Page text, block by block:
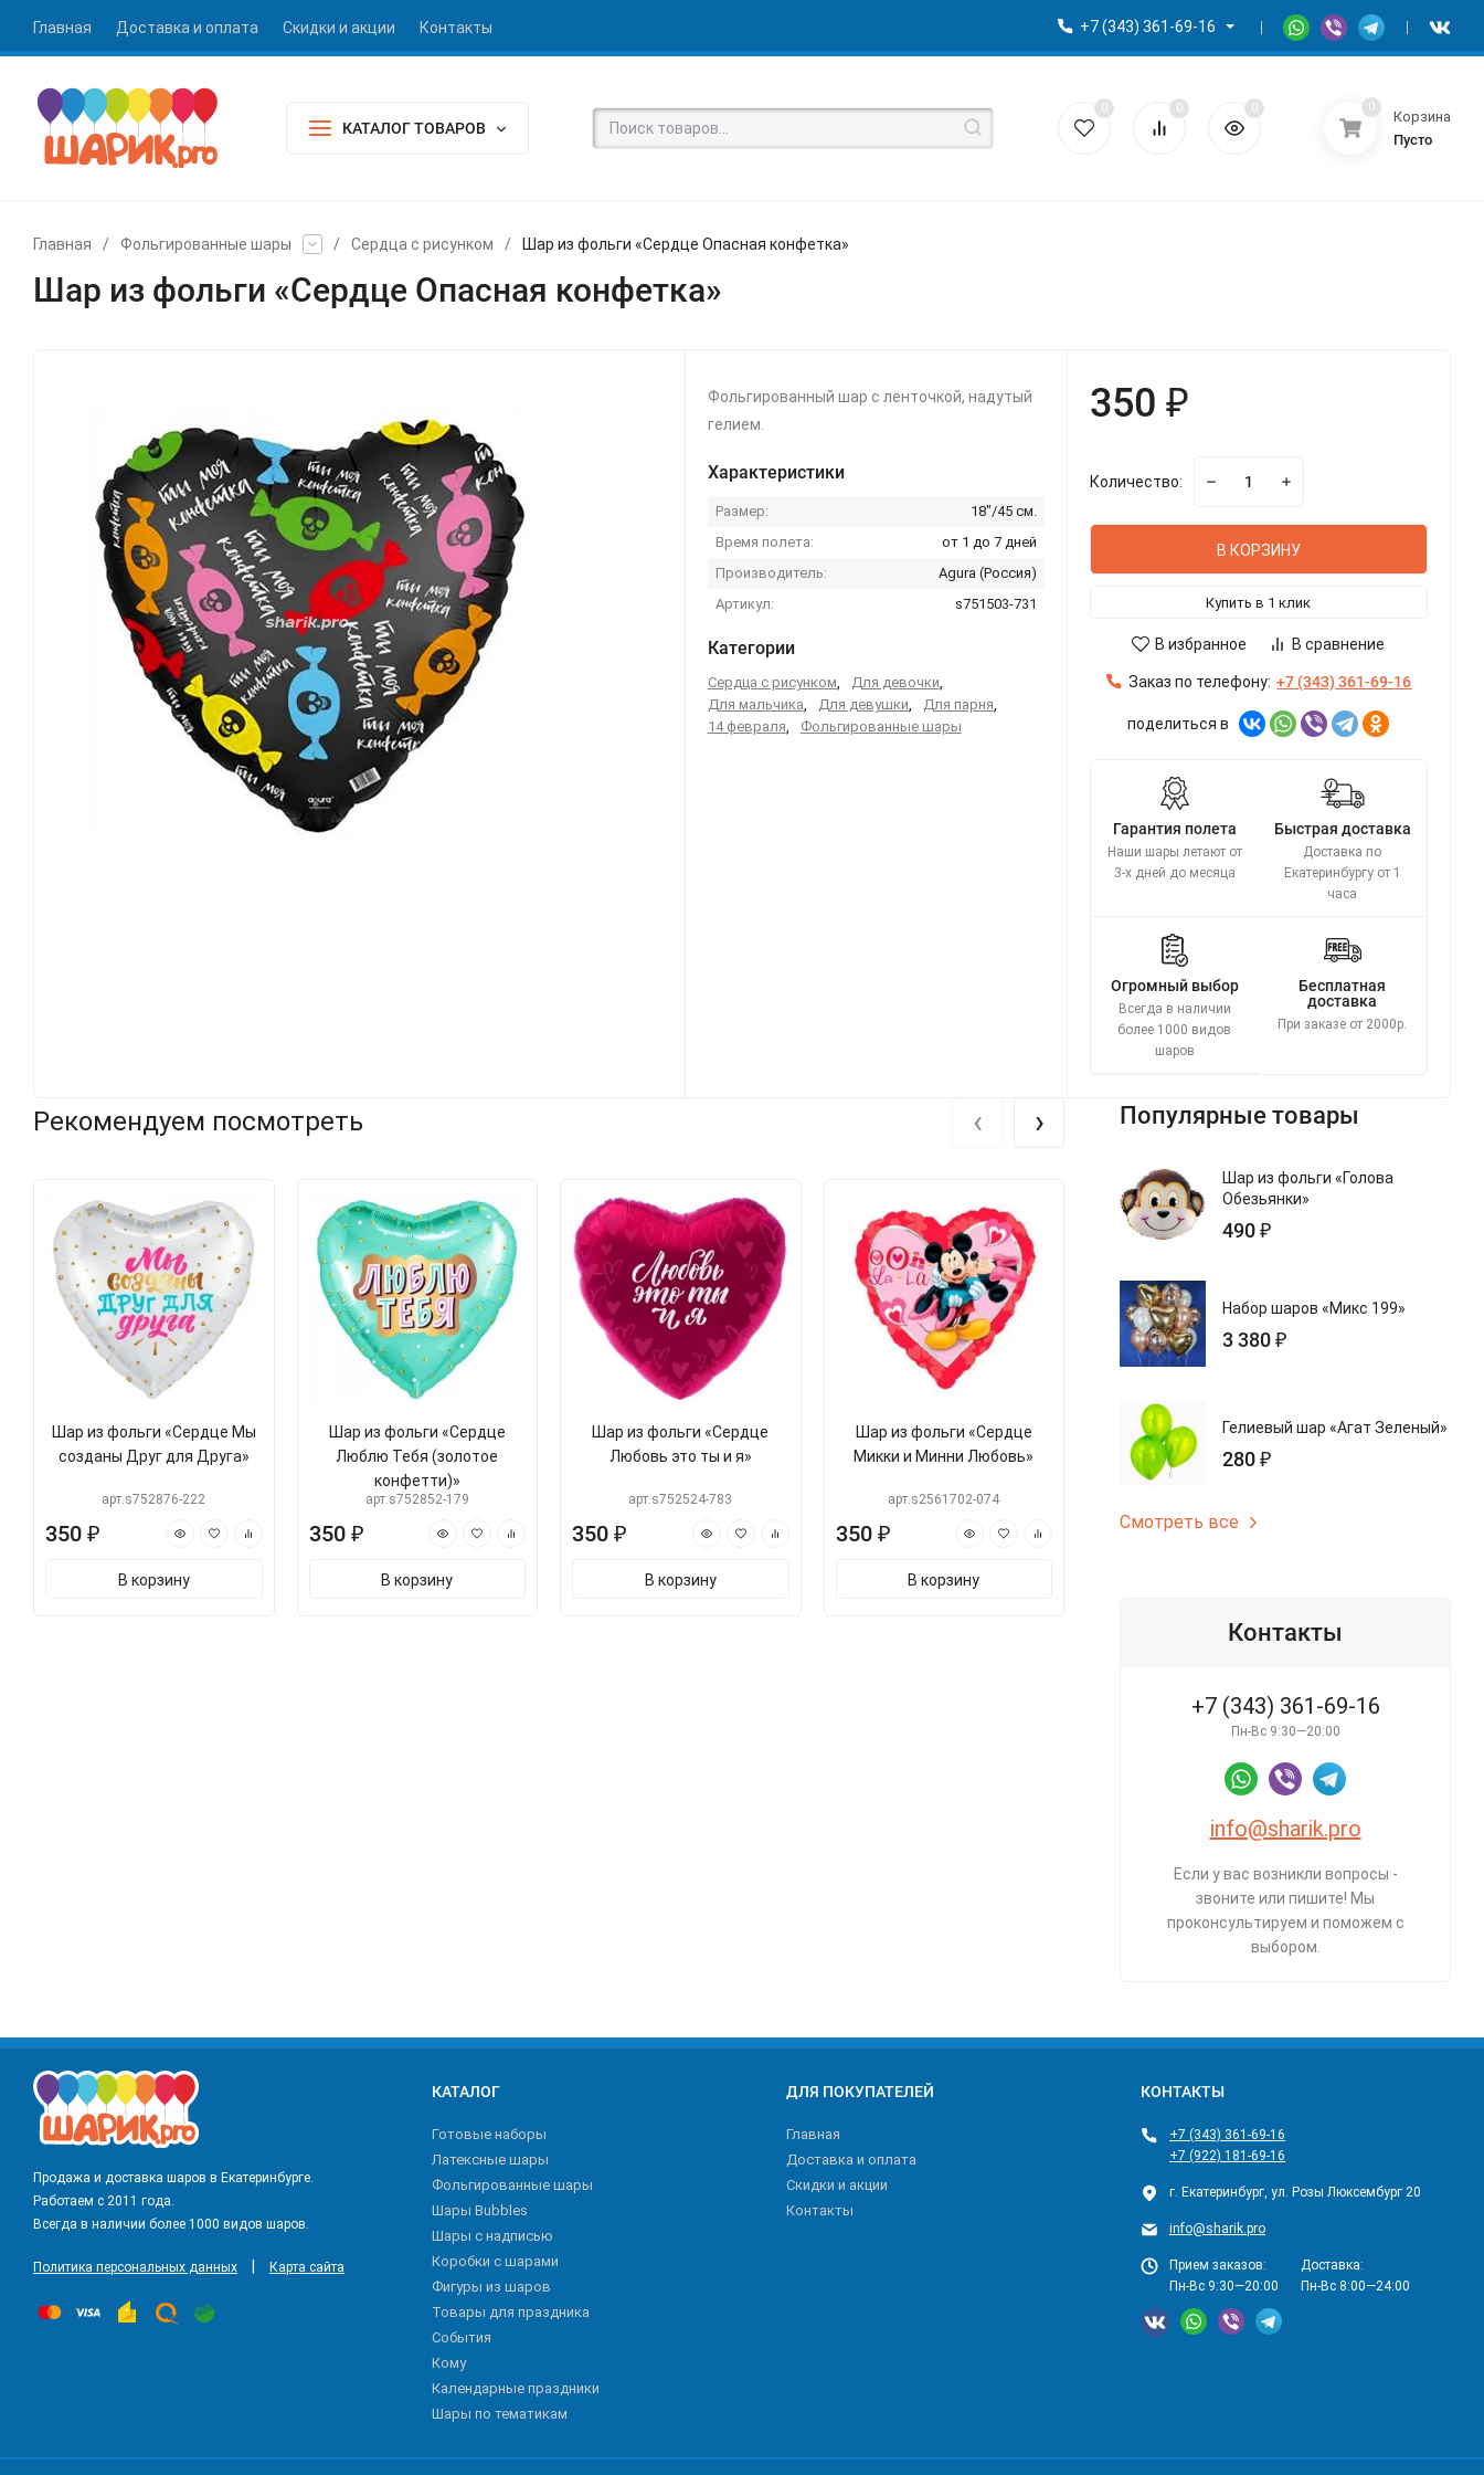
Главная Доставка и оплата Скидки и акции Контакты +7 (343) 361-69-16
КАТАЛОГ ТОВАРОВ
0 0 0 0
Корзина
Пусто
Главная / Фольгированные шары / Сердца с рисунком / Шар из фольги «Сердце Опасная конфетка»
Шар из фольги «Сердце Опасная конфетка»
Фольгированный шар с ленточкой, надутый
гелием.
Характеристики
Размер:
18"/45 см.
Время полета:
от 1 до 7 дней
Производитель:
Agura (Россия)
Артикул:
s751503-731
Категории
Сердца с рисунком, Для девочки,
Для мальчика, Для девушки, Для парня,
14 февраля, Фольгированные шары
350 ₽
Количество:
В КОРЗИНУ
Купить в 1 клик
В избранное В сравнение
Заказ по телефону: +7 (343) 361-69-16
поделиться в
Гарантия полета
Наши шары летают от
3-х дней до месяца
Быстрая доставка
Доставка по
Екатеринбургу от 1
часа
Огромный выбор
Всегда в наличии
более 1000 видов
шаров
Бесплатная
доставка
При заказе от 2000р.
Рекомендуем посмотреть
Шар из фольги «Сердце Мы
созданы Друг для Друга»
арт.s752876-222
350 ₽
В корзину
Шар из фольги «Сердце
Люблю Тебя (золотое
конфетти)»
арт.s752852-179
350 ₽
В корзину
Шар из фольги «Сердце
Любовь это ты и я»
арт.s752524-783
350 ₽
В корзину
Шар из фольги «Сердце
Микки и Минни Любовь»
арт.s2561702-074
350 ₽
В корзину
Шар из фольги «Сердце
Минни 1й День рождения»
350 ₽
Шар из
‹ › Популярные товары
Шар из фольги «Голова
Обезьянки»
490 ₽
Набор шаров «Микс 199»
3 380 ₽
Гелиевый шар «Агат Зеленый»
280 ₽
Смотреть все
Контакты
+7 (343) 361-69-16
Пн-Вс 9:30—20:00
info@sharik.pro
Если у вас возникли вопросы -
звоните или пишите! Мы
проконсультируем и поможем с
выбором.
Продажа и доставка шаров в Екатеринбурге.
Работаем с 2011 года.
Всегда в наличии более 1000 видов шаров.
Политика персональных данных Карта сайта
КАТАЛОГ
Готовые наборы
Латексные шары
Фольгированные шары
Шары Bubbles
Шары с надписью
Коробки с шарами
Фигуры из шаров
Товары для праздника
События
Кому
Календарные праздники
Шары по тематикам
ДЛЯ ПОКУПАТЕЛЕЙ
Главная
Доставка и оплата
Скидки и акции
Контакты
КОНТАКТЫ
+7 (343) 361-69-16
+7 (922) 181-69-16
г. Екатеринбург, ул. Розы Люксембург 20
info@sharik.pro
Прием заказов:
Пн-Вс 9:30—20:00
Доставка:
Пн-Вс 8:00—24:00